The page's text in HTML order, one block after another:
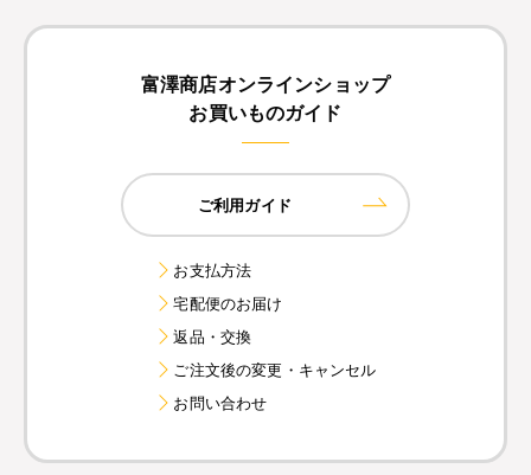
富澤商店オンラインショップ
お買いものガイド
ご利用ガイド
お支払方法
宅配便のお届け
返品・交換
ご注文後の変更・キャンセル
お問い合わせ